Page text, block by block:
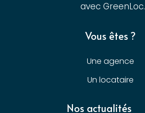
avec GreenLoc.
Vous êtes ?
Une agence
Un locataire
Nos actualités